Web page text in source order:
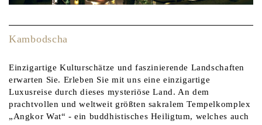
Kambodscha
Einzigartige Kulturschätze und faszinierende Landschaften
erwarten Sie. Erleben Sie mit uns eine einzigartige
Luxusreise durch dieses mysteriöse Land. An dem
prachtvollen und weltweit größten sakralem Tempelkomplex
„Angkor Wat“ - ein buddhistisches Heiligtum, welches auch